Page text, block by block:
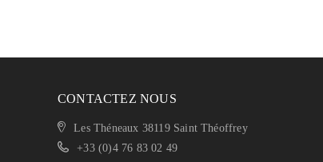
CONTACTEZ NOUS
Les Théneaux 38119 Saint Théoffrey
+33 (0)4 76 83 02 49